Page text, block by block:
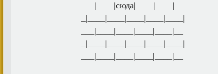
___|____|сюда|____|____|__
_|____|____|____|____|____|
___|____|____|____|____|__
_|____|____|____|____|____|
___|____|____|____|____|__